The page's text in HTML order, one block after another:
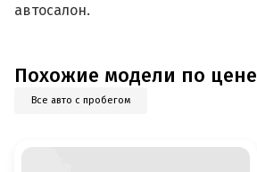
автосалон.
Похожие модели по цене
Все авто с пробегом